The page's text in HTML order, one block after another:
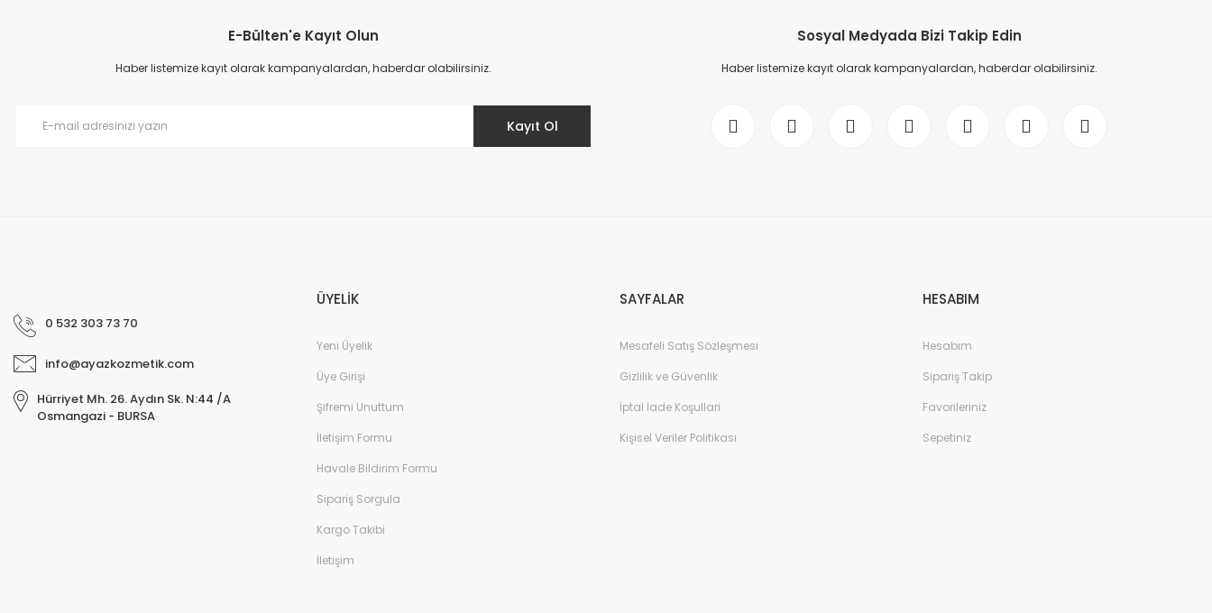
Ürün resmi kalitesiz, bozuk veya görüntülenemiyor.
Ürün açıklamasında eksik bilgiler bulunuyor.
E-Bülten'e Kayıt Olun
Haber listemize kayıt olarak kampanyalardan, haberdar olabilirsiniz.
Kayıt Ol
Sosyal Medyada Bizi Takip Edin
Haber listemize kayıt olarak kampanyalardan, haberdar olabilirsiniz.
0 532 303 73 70
info@ayazkozmetik.com
Hürriyet Mh. 26. Aydın Sk. N:44 /A
Osmangazi - BURSA
ÜYELİK
Yeni Üyelik
Üye Girişi
Şifremi Unuttum
İletişim Formu
Havale Bildirim Formu
Sipariş Sorgula
Kargo Takibi
İletişim
SAYFALAR
Mesafeli Satış Sözleşmesi
Gizlilik ve Güvenlik
İptal İade Koşullari
Kişisel Veriler Politikası
HESABIM
Hesabım
Sipariş Takip
Favorileriniz
Sepetiniz